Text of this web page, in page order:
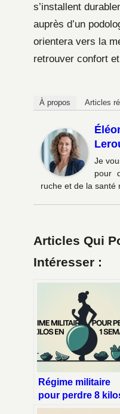
s’installent
auprès d’un
orientera vers la
retrouver confort
À propos Articles
Je
pour
ruche et de la santé
Articles Qui
Intéresser :
Régime militaire
pour perdre 8
en 1 semaine : ce